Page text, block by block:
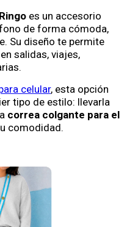
es un accesorio
de forma cómoda,
Su diseño te permite
salidas, viajes,
celular, esta opción
tipo de estilo: llevarla
correa colgante para el
comodidad.